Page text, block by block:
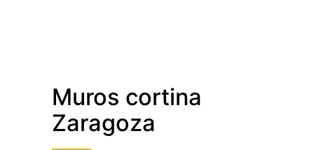
SUBVENCIONES EFICIENCIA
ENERGÉTICA
Muros cortina
Zaragoza